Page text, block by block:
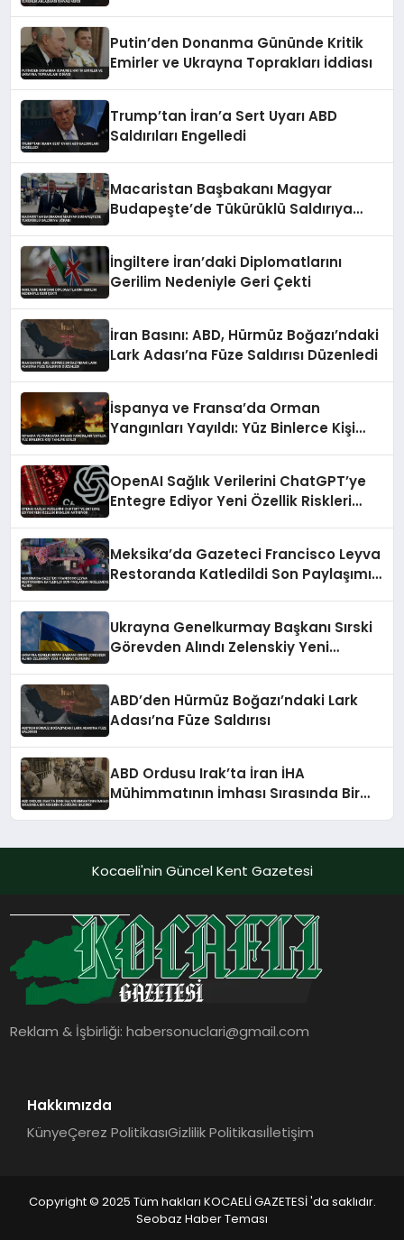
Putin’den Donanma Gününde Kritik
Emirler ve Ukrayna Toprakları İddiası
Trump’tan İran’a Sert Uyarı ABD
Saldırıları Engelledi
Macaristan Başbakanı Magyar
Budapeşte’de Tükürüklü Saldırıya
İngiltere İran’daki Diplomatlarını
Gerilim Nedeniyle Geri Çekti
İran Basını: ABD, Hürmüz Boğazı’ndaki
Lark Adası’na Füze Saldırısı Düzenledi
İspanya ve Fransa’da Orman
Yangınları Yayıldı: Yüz Binlerce Kişi
OpenAI Sağlık Verilerini ChatGPT’ye
Entegre Ediyor Yeni Özellik Riskleri
Meksika’da Gazeteci Francisco Leyva
Restoranda Katledildi Son Paylaşımı
Ukrayna Genelkurmay Başkanı Sırski
Görevden Alındı Zelenskiy Yeni
ABD’den Hürmüz Boğazı’ndaki Lark
Adası’na Füze Saldırısı
ABD Ordusu Irak’ta İran İHA
Mühimmatının İmhası Sırasında Bir
Kocaeli'nin Güncel Kent Gazetesi
Reklam & İşbirliği:habersonuclari@gmail.com
Hakkımızda
KünyeÇerez PolitikasıGizlilik Politikasıİletişim
Copyright © 2025 Tüm hakları KOCAELİ GAZETESİ 'da saklıdır.
Seobaz Haber Teması